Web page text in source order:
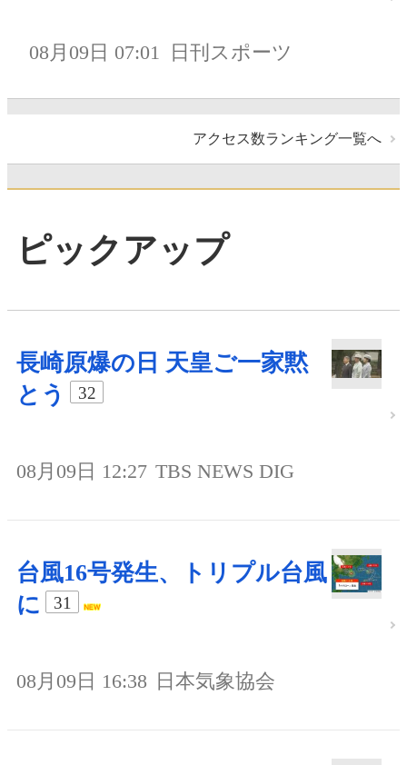
08月09日 07:01 日刊スポーツ
アクセス数ランキング一覧へ
ピックアップ
長崎原爆の日 天皇ご一家黙
とう
32
08月09日 12:27 TBS NEWS DIG
台風16号発生、トリプル台風
に
31
08月09日 16:38 日本気象協会